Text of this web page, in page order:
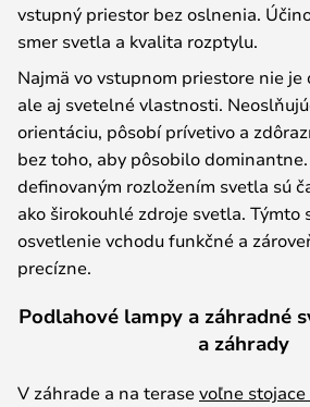
vstupný priestor bez oslnenia.
smer svetla a kvalita rozptylu.
Najmä vo vstupnom priestore nie
ale aj svetelné vlastnosti.
orientáciu, pôsobí prívetivo a
bez toho, aby pôsobilo
definovaným rozložením svetla sú
ako širokouhlé zdroje svetla. Týmto
osvetlenie vchodu funkčné a
precízne.
Podlahové lampy a záhradné
a záhrady
V záhrade a na terasevoľne